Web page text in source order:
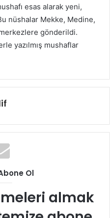
esas alarak yeni,
nüshalar Mekke, Medine,
gönderildi.
yazılmış mushaflar
Ol
almak